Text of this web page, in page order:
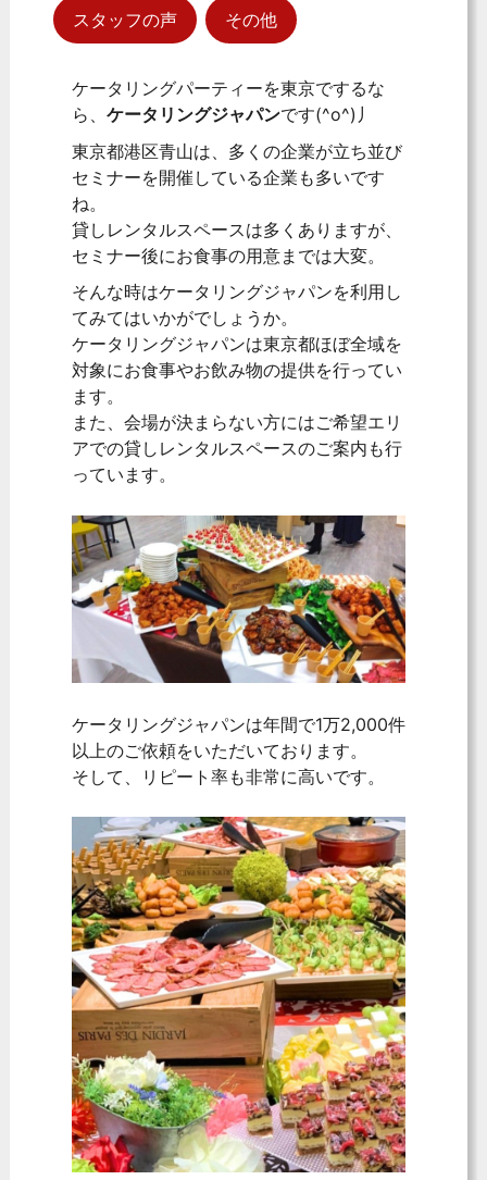
スタッフの声 その他
ケータリングパーティーを東京でするな
ら、ケータリングジャパンです(^o^)丿
東京都港区青山は、多くの企業が立ち並び
セミナーを開催している企業も多いです
ね。
貸しレンタルスペースは多くありますが、
セミナー後にお食事の用意までは大変。
そんな時はケータリングジャパンを利用し
てみてはいかがでしょうか。
ケータリングジャパンは東京都ほぼ全域を
対象にお食事やお飲み物の提供を行ってい
ます。
また、会場が決まらない方にはご希望エリ
アでの貸しレンタルスペースのご案内も行
っています。
ケータリングジャパンは年間で1万2,000件
以上のご依頼をいただいております。
そして、リピート率も非常に高いです。